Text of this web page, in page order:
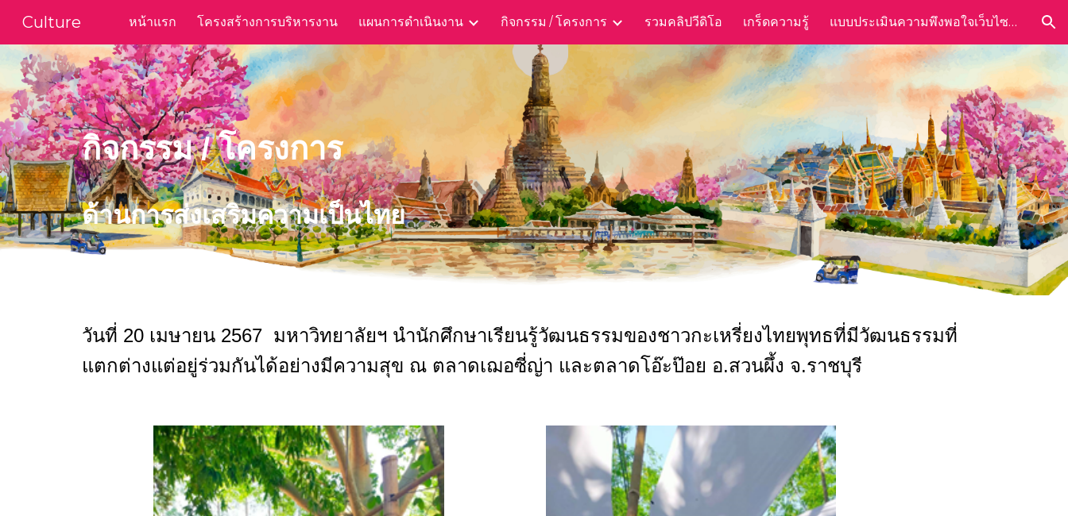
Skip to main content Skip to navigation
Culture หน้าแรก โครงสร้างการบริหารงาน แผนการดำเนินงาน กิจกรรม / โครงการ รวมคลิปวีดิโอ เกร็ดความรู้ แบบประเมินความพึงพอใจเว็บไซต์ศูนย์วัฒนธรรม ม.เอเชียอาคเนย์
กิจกรรม / โครงการ
ด้านการส่งเสริมความเป็นไทย
วันที่ 20 เมษายน 2567 มหาวิทยาลัยฯ นำนักศึกษาเรียนรู้วัฒนธรรมของชาวกะเหรี่ยงไทยพุทธที่มีวัฒนธรรมที่
แตกต่างแต่อยู่ร่วมกันได้อย่างมีความสุข ณ ตลาดเฌอซี่ญ่า และตลาดโอ๊ะป๊อย อ.สวนผึ้ง จ.ราชบุรี